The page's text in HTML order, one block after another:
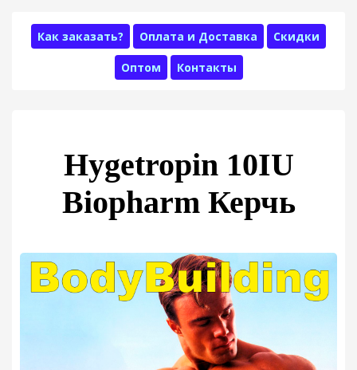
Как заказать? Оплата и Доставка Скидки
Оптом Контакты
Hygetropin 10IU
Biopharm Керчь